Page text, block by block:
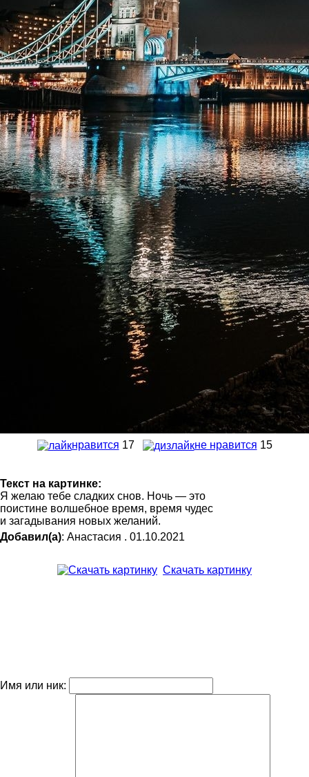
нравится 17 не нравится 15
Текст на картинке:
Я желаю тебе сладких снов. Ночь — это
поистине волшебное время, время чудес
и загадывания новых желаний.
Добавил(а): Анастасия . 01.10.2021
Скачать картинку
Имя или ник: